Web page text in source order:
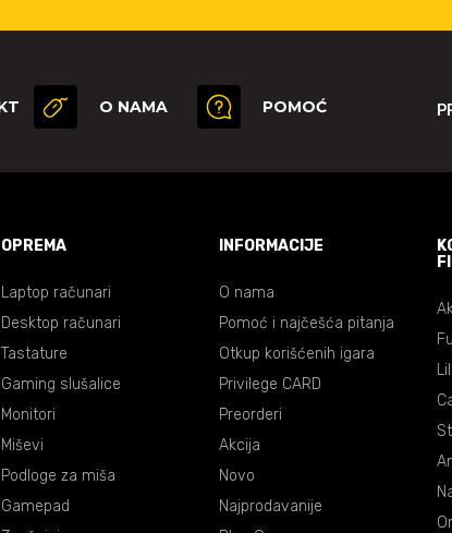
O NAMA POMOĆ
OPREMA
Laptop računari
Desktop računari
Tastature
Gaming slušalice
Monitori
Miševi
Podloge za miša
Gamepad
INFORMACIJE
O nama
Pomoć i najčešća pitanja
Otkup korišćenih igara
Privilege CARD
Preorderi
Akcija
Novo
Najprodavanije